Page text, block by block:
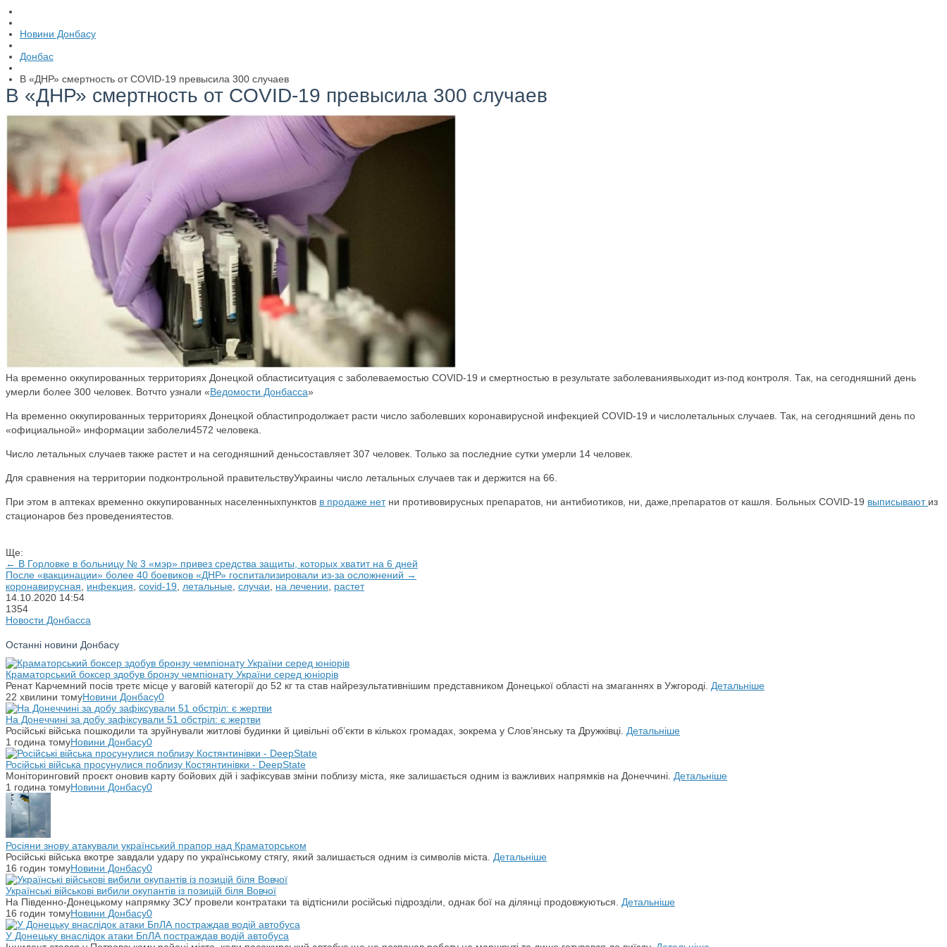
Новини Донбасу
Донбас
В «ДНР» смертность от COVID-19 превысила 300 случаев
В «ДНР» смертность от COVID-19 превысила 300 случаев
На временно оккупированных территориях Донецкой областиситуация с заболеваемостью COVID-19 и смертностью в результате заболеваниявыходит из-под контроля. Так, на сегодняшний день
умерли более 300 человек. Вотчто узнали «Ведомости Донбасса»
На временно оккупированных территориях Донецкой областипродолжает расти число заболевших коронавирусной инфекцией COVID-19 и числолетальных случаев. Так, на сегодняшний день по
«официальной» информации заболели4572 человека.
Число летальных случаев также растет и на сегодняшний деньсоставляет 307 человек. Только за последние сутки умерли 14 человек.
Для сравнения на территории подконтрольной правительствуУкраины число летальных случаев так и держится на 66.
При этом в аптеках временно оккупированных населенныхпунктов в продаже нетни противовирусных препаратов, ни антибиотиков, ни, даже,препаратов от кашля. Больных COVID-19 выписывают из
стационаров без проведениятестов.
Ще:
← В Горловке в больницу № 3 «мэр» привез средства защиты, которых хватит на 6 дней
После «вакцинации» более 40 боевиков «ДНР» госпитализировали из-за осложнений →
коронавирусная
инфекция covid-19 летальные случаи на лечении
растет
14.10.2020 14:54
1354
Новости Донбасса
Останні новини Донбасу
Краматорський боксер здобув бронзу чемпіонату України серед юніорів
Ренат Карчемний посів третє місце у ваговій категорії до 52 кг та став найрезультативнішим представником Донецької області на змаганнях в Ужгороді. Детальніше
22 хвилини томуНовини Донбасу0
На Донеччині за добу зафіксували 51 обстріл: є жертви
Російські війська пошкодили та зруйнували житлові будинки й цивільні об’єкти в кількох громадах, зокрема у Слов’янську та Дружківці. Детальніше
1 година томуНовини Донбасу0
Російські війська просунулися поблизу Костянтинівки - DeepState
Моніторинговий проєкт оновив карту бойових дій і зафіксував зміни поблизу міста, яке залишається одним із важливих напрямків на Донеччині. Детальніше
1 година томуНовини Донбасу0
Росіяни знову атакували український прапор над Краматорськом
Російські війська вкотре завдали удару по українському стягу, який залишається одним із символів міста. Детальніше
16 годин томуНовини Донбасу0
Українські військові вибили окупантів із позицій біля Вовчої
На Південно-Донецькому напрямку ЗСУ провели контратаки та відтіснили російські підрозділи, однак бої на ділянці продовжуються. Детальніше
16 годин томуНовини Донбасу0
У Донецьку внаслідок атаки БпЛА постраждав водій автобуса